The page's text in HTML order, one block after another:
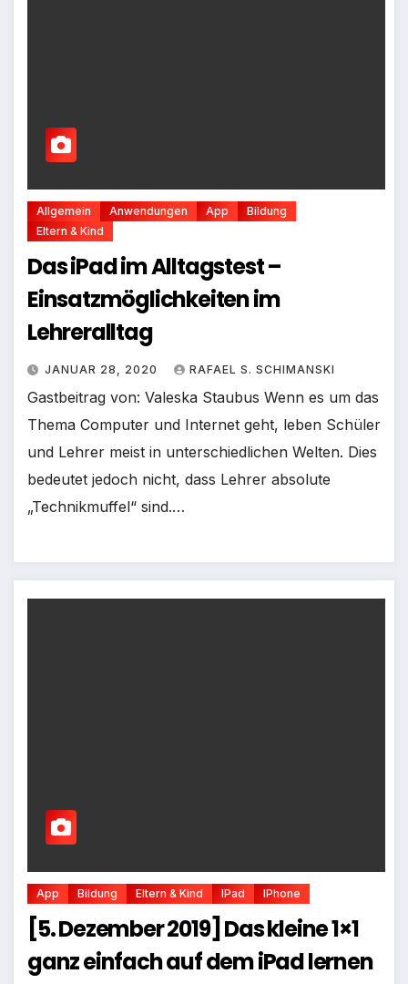
Allgemein Anwendungen App
Bildung
Eltern & Kind
Das iPad im Alltagstest –
Einsatzmöglichkeiten im
Lehreralltag
JANUAR 28, 2020 RAFAEL S. SCHIMANSKI
Gastbeitrag von: Valeska Staubus Wenn es um das
Thema Computer und Internet geht, leben Schüler
und Lehrer meist in unterschiedlichen Welten. Dies
bedeutet jedoch nicht, dass Lehrer absolute
„Technikmuffel“ sind.…
App Bildung Eltern & Kind IPad IPhone
[5. Dezember 2019] Das kleine 1×1
ganz einfach auf dem iPad lernen